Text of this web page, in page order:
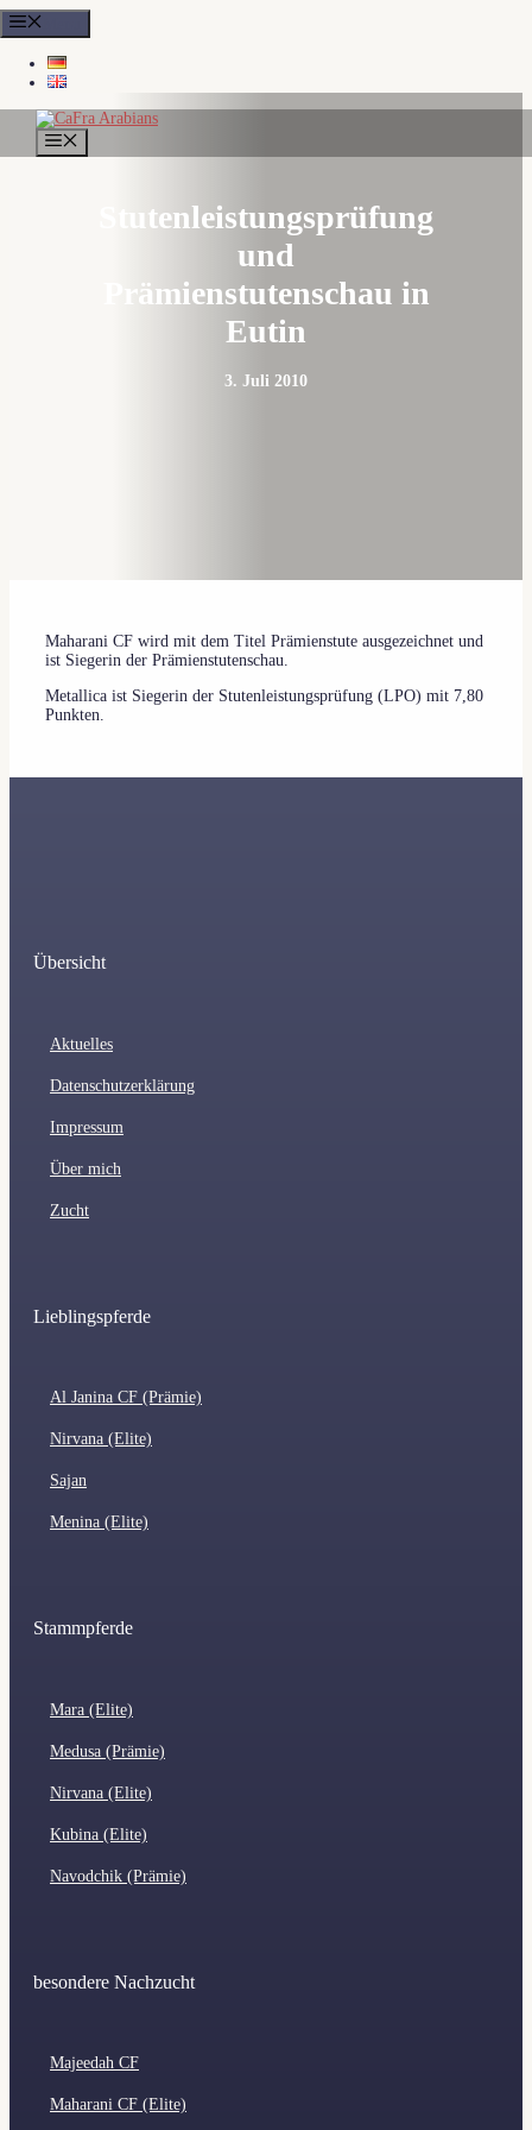
Zum
Inhalt
springen
Stutenleistungsprüfung
und
Prämienstutenschau in
Eutin
3. Juli 2010
Maharani CF wird mit dem Titel Prämienstute ausgezeichnet und
ist Siegerin der Prämienstutenschau.
Metallica ist Siegerin der Stutenleistungsprüfung (LPO) mit 7,80
Punkten.
Übersicht
Aktuelles
Datenschutzerklärung
Impressum
Über mich
Zucht
Lieblingspferde
Al Janina CF (Prämie)
Nirvana (Elite)
Sajan
Menina (Elite)
Stammpferde
Mara (Elite)
Medusa (Prämie)
Nirvana (Elite)
Kubina (Elite)
Navodchik (Prämie)
besondere Nachzucht
Majeedah CF
Maharani CF (Elite)